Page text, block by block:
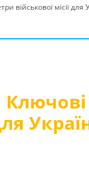
військової місії для